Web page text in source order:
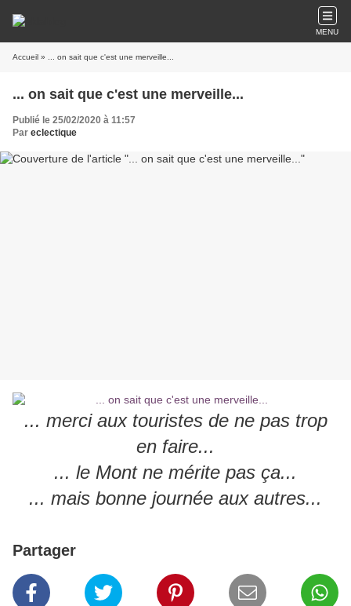
MENU
Accueil » ... on sait que c'est une merveille...
... on sait que c'est une merveille...
Publié le 25/02/2020 à 11:57
Par eclectique
... merci aux touristes de ne pas trop
en faire...
... le Mont ne mérite pas ça...
... mais bonne journée aux autres...
Partager